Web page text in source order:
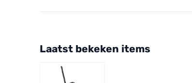
Laatst bekeken items